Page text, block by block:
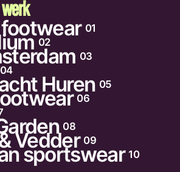
werk
01
02
03
Huren05
06
08
Vedder09
sportswear10